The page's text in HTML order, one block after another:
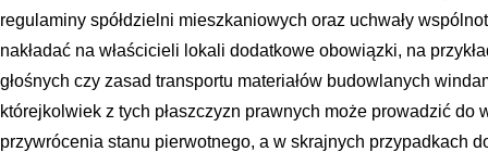
regulaminy spółdzielni mieszkaniowych oraz uchwały
nakładać na właścicieli lokali dodatkowe obowiązki, na
głośnych czy zasad transportu materiałów budowlanych
którejkolwiek z tych płaszczyzn prawnych może prowadzić do
przywrócenia stanu pierwotnego, a w skrajnych przypadkach